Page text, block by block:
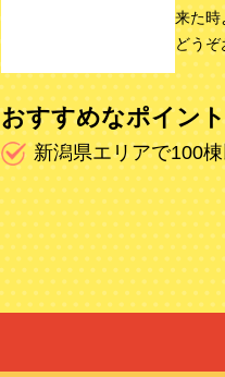
来た時
どう
おすすめなポイント
新潟県エリアで100